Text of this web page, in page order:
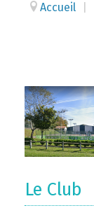
Accueil
Le Club